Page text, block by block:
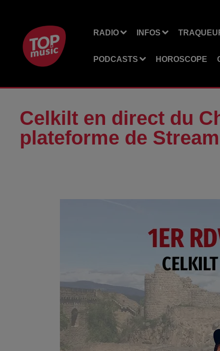
RADIO INFOS
PODCASTS HOROSCOPE
Celkilt en direct du
plateforme de